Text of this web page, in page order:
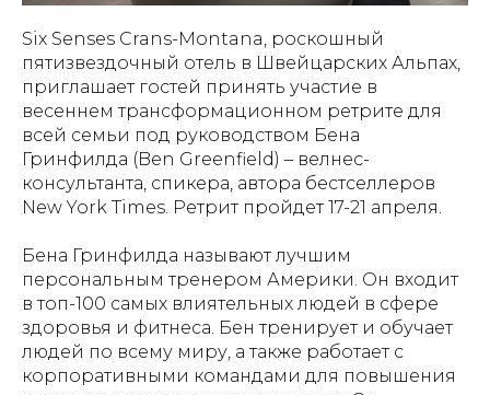
Six Senses Crans-Montana, роскошный
пятизвездочный отель в Швейцарских Альпах,
приглашает гостей принять участие в
весеннем трансформационном ретрите для
всей семьи под руководством Бена
Гринфилда (Ben Greenfield) – велнес-
консультанта, спикера, автора бестселлеров
New York Times. Ретрит пройдет 17-21 апреля.
Бена Гринфилда называют лучшим
персональным тренером Америки. Он входит
в топ-100 самых влиятельных людей в сфере
здоровья и фитнеса. Бен тренирует и обучает
людей по всему миру, а также работает с
корпоративными командами для повышения